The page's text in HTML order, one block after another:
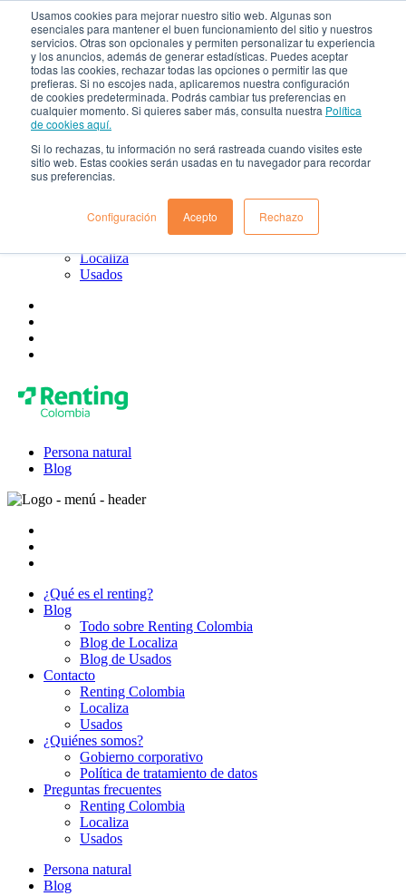
Usamos cookies para mejorar nuestro sitio web. Algunas son
esenciales para mantener el buen funcionamiento del sitio y nuestros
servicios. Otras son opcionales y permiten personalizar tu experiencia
y los anuncios, además de generar estadísticas. Puedes aceptar
todas las cookies, rechazar todas las opciones o permitir las que
prefieras. Si no escojes nada, aplicaremos nuestra configuración
de cookies predeterminada. Podrás cambiar tus preferencias en
cualquier momento. Si quieres saber más, consulta nuestra Política
de cookies aquí.
Si lo rechazas, tu información no será rastreada cuando visites este
sitio web. Estas cookies serán usadas en tu navegador para recordar
sus preferencias.
Configuración Acepto Rechazo
¿Qué es el renting?
Blog
Todo sobre Renting Colombia
Blog de Localiza
Blog de Usados
Contacto
Renting Colombia
Localiza
Usados
¿Quiénes somos?
Preguntas frecuentes
Localiza
Usados
Persona natural
Blog
¿Qué es el renting?
Blog
Todo sobre Renting Colombia
Blog de Localiza
Blog de Usados
Contacto
Renting Colombia
Localiza
Usados
¿Quiénes somos?
Gobierno corporativo
Política de tratamiento de datos
Preguntas frecuentes
Renting Colombia
Localiza
Usados
Persona natural
Blog